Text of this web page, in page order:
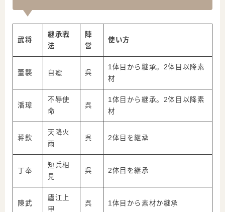
武将
継承戦
法
陣
営
使い方
董襲 自癒 呉
1体目から継承。2体目以降素
材
潘璋
不辱使
命
呉
1体目から継承。2体目以降素
材
蒋欽
天降火
雨
呉 2体目を継承
丁奉
短兵相
見
呉 2体目を継承
陳武
廬江上
甲
呉 1体目から素材か継承